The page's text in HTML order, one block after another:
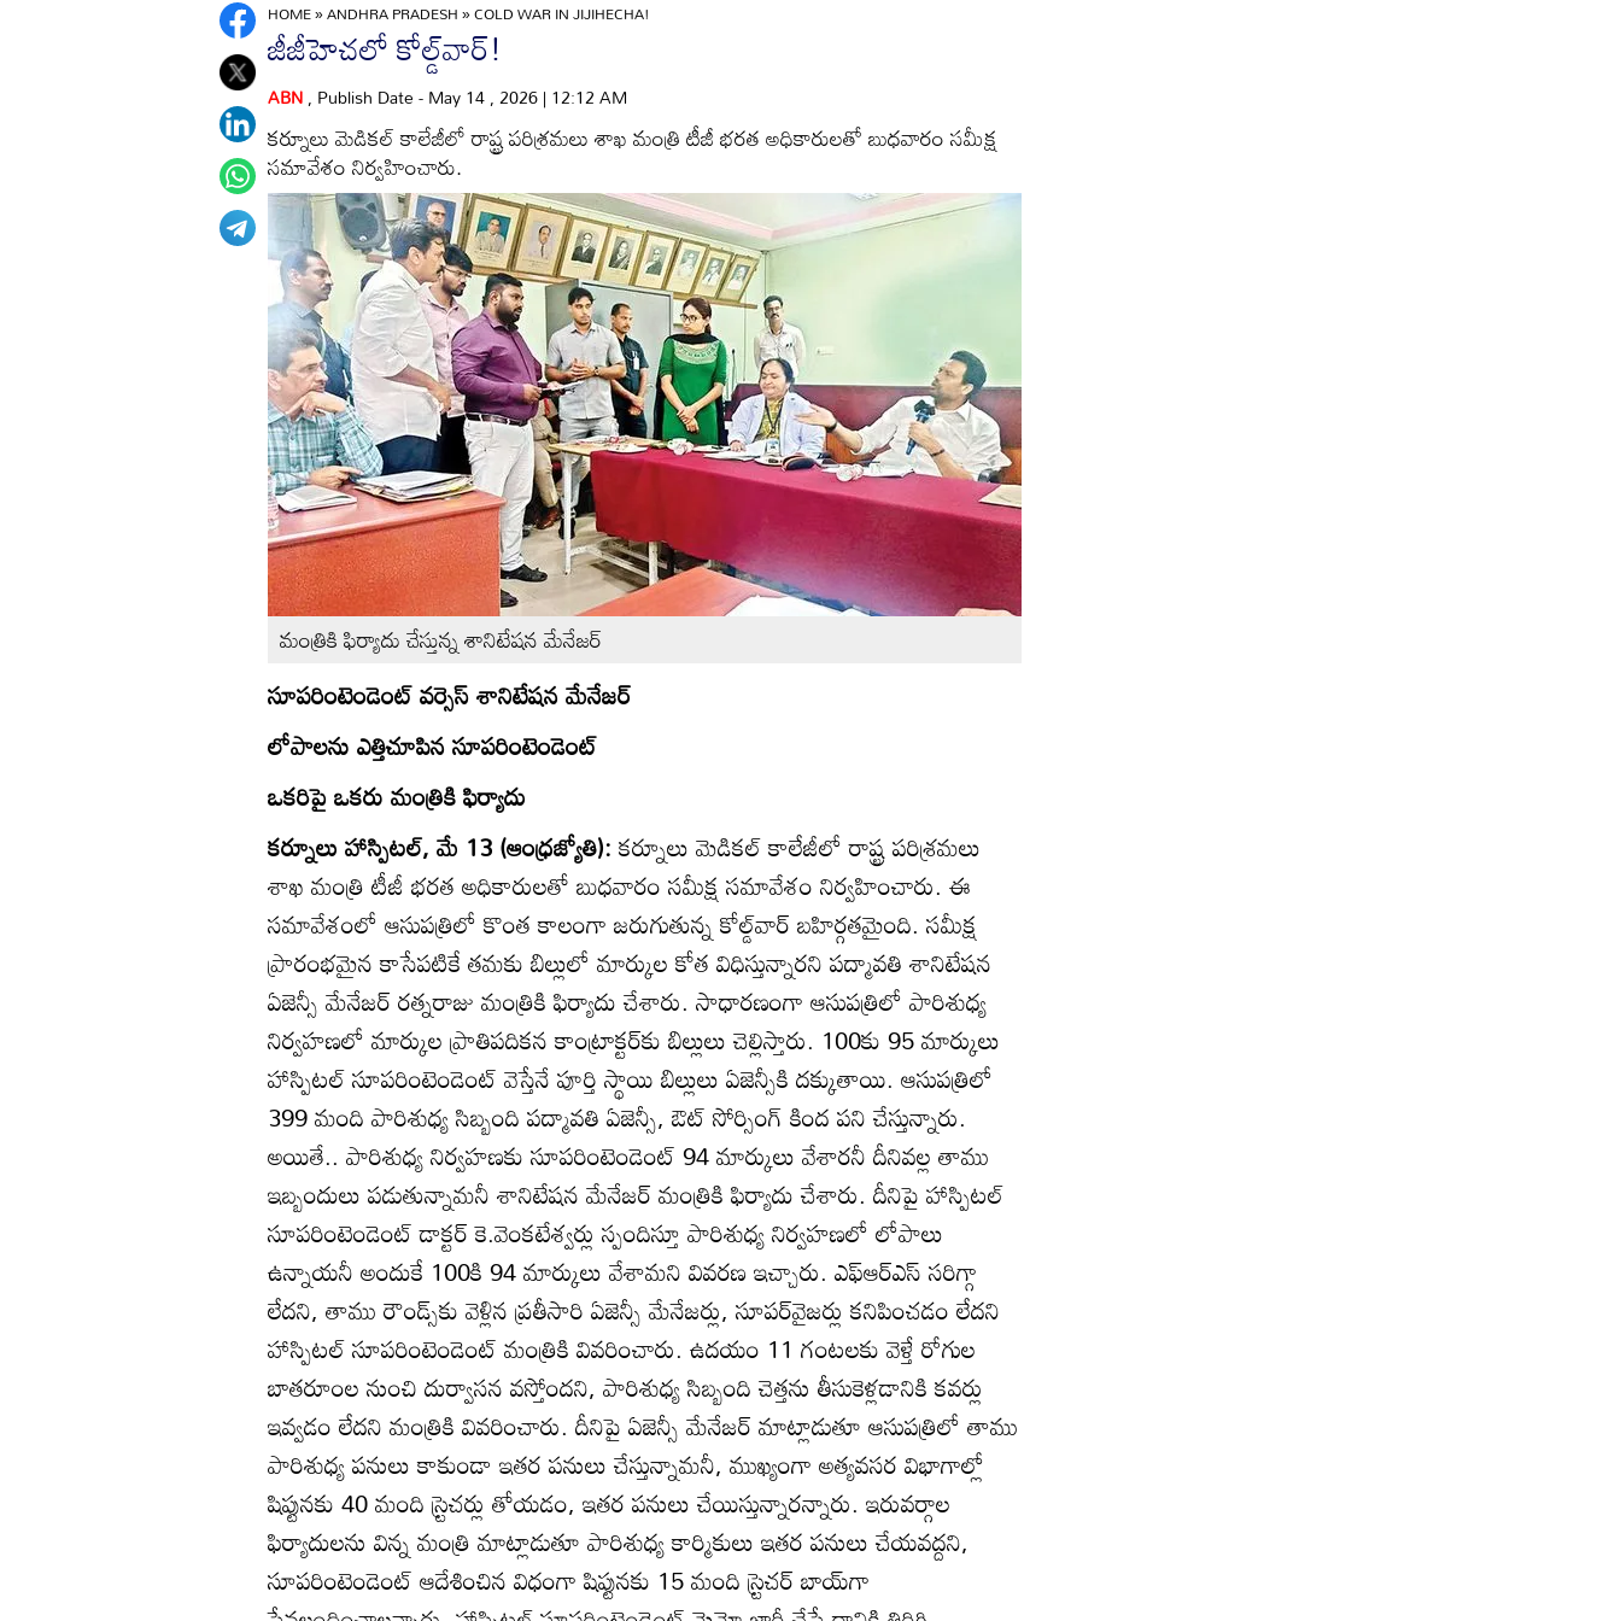
HOME»ANDHRA PRADESH»COLD WAR IN JIJIHECHA!
జీజీహెచలో కోల్డ్‌వార్‌!
ABN, Publish Date - May 14 , 2026 | 12:12 AM
కర్నూలు మెడికల్‌ కాలేజీలో రాష్ట్ర పరిశ్రమలు శాఖ మంత్రి టీజీ భరత అధికారులతో బుధవారం సమీక్ష
సమావేశం నిర్వహించారు.
మంత్రికి ఫిర్యాదు చేస్తున్న శానిటేషన మేనేజర్‌
సూపరింటెండెంట్‌ వర్సెస్‌ శానిటేషన మేనేజర్‌
లోపాలను ఎత్తిచూపిన సూపరింటెండెంట్‌
ఒకరిపై ఒకరు మంత్రికి ఫిర్యాదు
కర్నూలు హాస్పిటల్‌, మే 13 (ఆంధ్రజ్యోతి):కర్నూలు మెడికల్‌ కాలేజీలో రాష్ట్ర పరిశ్రమలు
శాఖ మంత్రి టీజీ భరత అధికారులతో బుధవారం సమీక్ష సమావేశం నిర్వహించారు. ఈ
సమావేశంలో ఆసుపత్రిలో కొంత కాలంగా జరుగుతున్న కోల్డ్‌వార్‌ బహిర్గతమైంది. సమీక్ష
ప్రారంభమైన కాసేపటికే తమకు బిల్లులో మార్కుల కోత విధిస్తున్నారని పద్మావతి శానిటేషన
ఏజెన్సీ మేనేజర్‌ రత్నరాజు మంత్రికి ఫిర్యాదు చేశారు. సాధారణంగా ఆసుపత్రిలో పారిశుధ్య
నిర్వహణలో మార్కుల ప్రాతిపదికన కాంట్రాక్టర్‌కు బిల్లులు చెల్లిస్తారు. 100కు 95 మార్కులు
హాస్పిటల్‌ సూపరింటెండెంట్‌ వెస్తేనే పూర్తి స్థాయి బిల్లులు ఏజెన్సీకి దక్కుతాయి. ఆసుపత్రిలో
399 మంది పారిశుధ్య సిబ్బంది పద్మావతి ఏజెన్సీ, ఔట్‌ సోర్సింగ్‌ కింద పని చేస్తున్నారు.
అయితే.. పారిశుధ్య నిర్వహణకు సూపరింటెండెంట్‌ 94 మార్కులు వేశారనీ దీనివల్ల తాము
ఇబ్బందులు పడుతున్నామనీ శానిటేషన మేనేజర్‌ మంత్రికి ఫిర్యాదు చేశారు. దీనిపై హాస్పిటల్‌
సూపరింటెండెంట్‌ డాక్టర్‌ కె.వెంకటేశ్వర్లు స్పందిస్తూ పారిశుధ్య నిర్వహణలో లోపాలు
ఉన్నాయనీ అందుకే 100కి 94 మార్కులు వేశామని వివరణ ఇచ్చారు. ఎఫ్‌ఆర్‌ఎస్‌ సరిగ్గా
లేదని, తాము రౌండ్స్‌కు వెళ్లిన ప్రతీసారి ఏజెన్సీ మేనేజర్లు, సూపర్‌వైజర్లు కనిపించడం లేదని
హాస్పిటల్‌ సూపరింటెండెంట్‌ మంత్రికి వివరించారు. ఉదయం 11 గంటలకు వెళ్తే రోగుల
బాతరూంల నుంచి దుర్వాసన వస్తోందని, పారిశుధ్య సిబ్బంది చెత్తను తీసుకెళ్లడానికి కవర్లు
ఇవ్వడం లేదని మంత్రికి వివరించారు. దీనిపై ఏజెన్సీ మేనేజర్‌ మాట్లాడుతూ ఆసుపత్రిలో తాము
పారిశుధ్య పనులు కాకుండా ఇతర పనులు చేస్తున్నామనీ, ముఖ్యంగా అత్యవసర విభాగాల్లో
షిప్టునకు 40 మంది స్ర్టెచర్లు తోయడం, ఇతర పనులు చేయిస్తున్నారన్నారు. ఇరువర్గాల
ఫిర్యాదులను విన్న మంత్రి మాట్లాడుతూ పారిశుధ్య కార్మికులు ఇతర పనులు చేయవద్దని,
సూపరింటెండెంట్‌ ఆదేశించిన విధంగా షిప్టునకు 15 మంది స్ర్టెచర్‌ బాయ్‌గా